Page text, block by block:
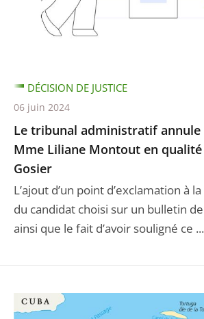
Le tribunal administratif annule
Mme Liliane Montout en
Gosier
L’ajout d’un point d’exclamation à
du candidat choisi sur un bulletin
ainsi que le fait d’avoir souligné ce ...
DÉCISION DE JUSTICE
06 juin 2024